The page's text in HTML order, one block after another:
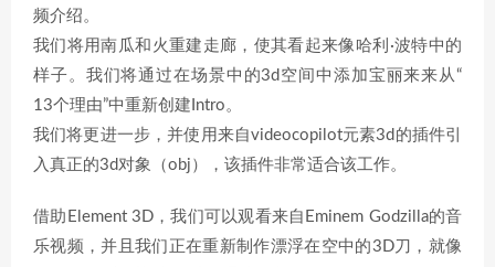
频介绍。
我们将用南瓜和火重建走廊，使其看起来像哈利·波特中的
样子。我们将通过在场景中的3d空间中添加宝丽来来从“
13个理由”中重新创建Intro。
我们将更进一步，并使用来自videocopilot元素3d的插件引
入真正的3d对象（obj），该插件非常适合该工作。
借助Element 3D，我们可以观看来自Eminem Godzilla的音
乐视频，并且我们正在重新制作漂浮在空中的3D刀，就像